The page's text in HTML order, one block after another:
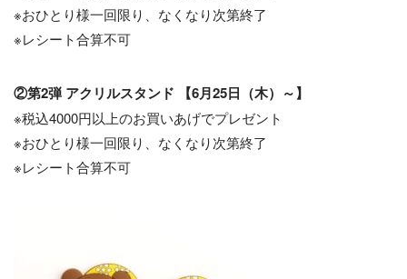
※おひとり様一回限り、なくなり次第終了
※レシート合算不可
②第2弾 アクリルスタンド 【6月25日（木）～】
※税込4000円以上のお買いあげでプレゼント
※おひとり様一回限り、なくなり次第終了
※レシート合算不可